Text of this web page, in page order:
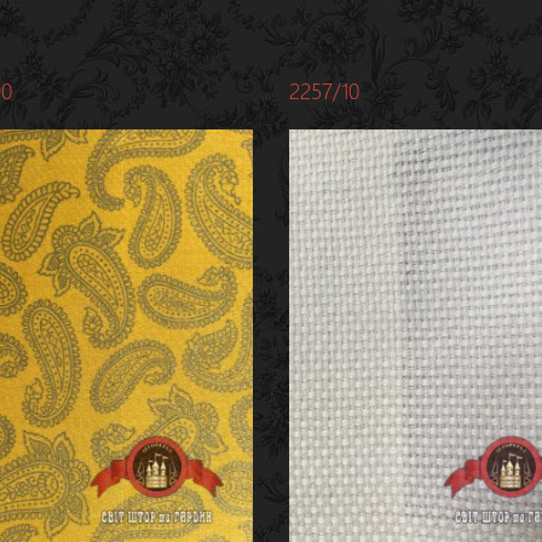
2257/10